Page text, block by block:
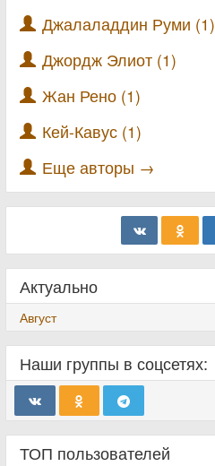
Джалаладдин Руми (1)
Джордж Элиот (1)
Жан Рено (1)
Кей-Кавус (1)
Еще авторы →
Актуально
Август
Наши группы в соцсетях:
ТОП пользователей